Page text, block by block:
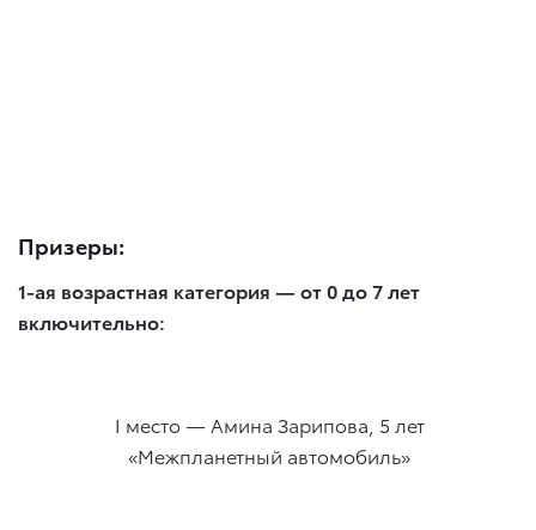
Призеры:
1-ая возрастная категория — от 0 до 7 лет
включительно:
I место — Амина Зарипова, 5 лет
«Межпланетный автомобиль»